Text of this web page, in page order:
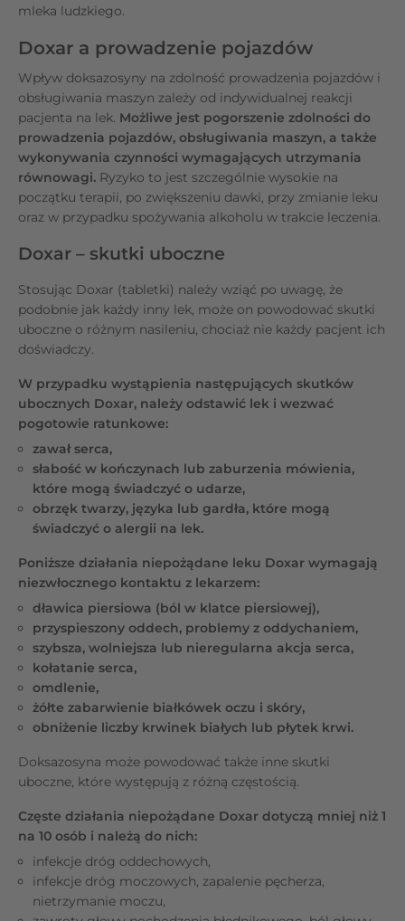
mleka ludzkiego.
Doxar a prowadzenie pojazdów
Wpływ doksazosyny na zdolność prowadzenia pojazdów i
obsługiwania maszyn zależy od indywidualnej reakcji
pacjenta na lek. Możliwe jest pogorszenie zdolności do
prowadzenia pojazdów, obsługiwania maszyn, a także
wykonywania czynności wymagających utrzymania
równowagi. Ryzyko to jest szczególnie wysokie na
początku terapii, po zwiększeniu dawki, przy zmianie leku
oraz w przypadku spożywania alkoholu w trakcie leczenia.
Doxar – skutki uboczne
Stosując Doxar (tabletki) należy wziąć po uwagę, że
podobnie jak każdy inny lek, może on powodować skutki
uboczne o różnym nasileniu, chociaż nie każdy pacjent ich
doświadczy.
W przypadku wystąpienia następujących skutków
ubocznych Doxar, należy odstawić lek i wezwać
pogotowie ratunkowe:
zawał serca,
słabość w kończynach lub zaburzenia mówienia,
które mogą świadczyć o udarze,
obrzęk twarzy, języka lub gardła, które mogą
świadczyć o alergii na lek.
Poniższe działania niepożądane leku Doxar wymagają
niezwłocznego kontaktu z lekarzem:
dławica piersiowa (ból w klatce piersiowej),
przyspieszony oddech, problemy z oddychaniem,
szybsza, wolniejsza lub nieregularna akcja serca,
kołatanie serca,
omdlenie,
żółte zabarwienie białkówek oczu i skóry,
obniżenie liczby krwinek białych lub płytek krwi.
Doksazosyna może powodować także inne skutki
uboczne, które występują z różną częstością.
Częste działania niepożądane Doxar dotyczą mniej niż 1
na 10 osób i należą do nich:
infekcje dróg oddechowych,
infekcje dróg moczowych, zapalenie pęcherza,
nietrzymanie moczu,